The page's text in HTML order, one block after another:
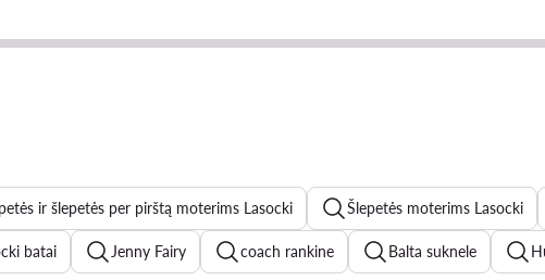
ir šlepetės per pirštą moterims Lasocki Šlepetės moterims Lasocki
batai Jenny Fairy coach rankine Balta suknele